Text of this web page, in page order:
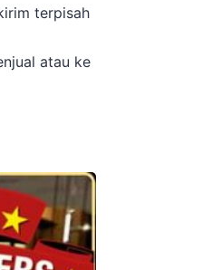
terpisah
atau ke